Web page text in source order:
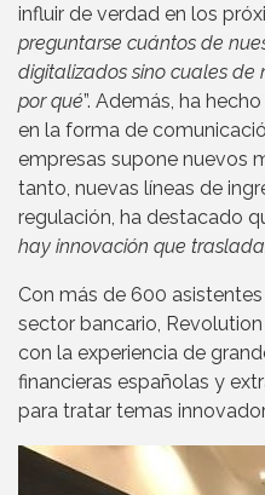
influir de verdad en los
preguntarse cuántos de
digitalizados sino cuales de
por qué”. Además, ha
en la forma de
empresas supone nuevos
tanto, nuevas líneas de
regulación, ha destacado
hay innovación que
Con más de 600
sector bancario,
con la experiencia de
financieras españolas y
para tratar temas